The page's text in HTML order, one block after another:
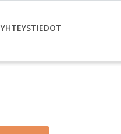
YHTEYSTIEDOT